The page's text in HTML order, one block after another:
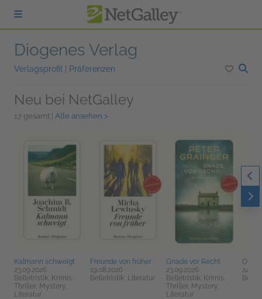
zum Hauptinhalt springen
Diogenes Verlag
Verlagsprofil Präferenzen
Neu bei NetGalley
17 gesamt | Alle ansehen >
Kalmann schweigt
23.09.2026
Belletristik, Krimis,
Thriller, Mystery,
Literatur
Freunde von früher
19.08.2026
Belletristik, Literatur
Gnade vor Recht
23.09.2026
Belletristik, Krimis,
Thriller, Mystery,
Literatur